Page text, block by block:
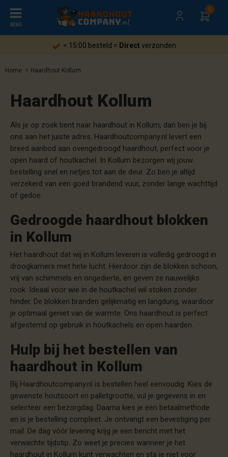
MENU
0
verzonden
Home Haardhout Kollum
Haardhout Kollum
Als je op zoek bent naar haardhout in Kollum, dan ben je bij
ons aan het juiste adres. Haardhoutcompany.nl levert een
breed aanbod aan ovengedroogd haardhout, perfect voor je
open haard of houtkachel. In Kollum bezorgen wij jouw
bestelling snel en netjes tot aan de deur. Zo ben je altijd
verzekerd van een goed brandend vuur, zonder lange wachttijd
of gedoe.
Gedroogde haardhout blokken
in Kollum
Het haardhout dat wij in Kollum leveren is volledig gedroogd in
droogkamers met hete lucht. Hierdoor zijn de blokken schoon,
vrij van schimmels en ongedierte, en geven ze nauwelijks
rook. Ideaal voor wie in de houtkachel wil stoken zonder
hinder. De blokken branden gelijkmatig en langdurig, waardoor
je optimaal geniet van de warmte. Ons haardhout is perfect
afgestemd op gebruik in houtkachels en open haarden.
Hulp bij het bestellen van
haardhout in Kollum
Bij Haardhoutcompany.nl is bestellen heel eenvoudig. Kies de
gewenste houtsoort en palletgrootte, vul je gegevens in en
selecteer een bezorgdag. Daarna kies je een betaalmethode
en is je bestelling compleet. Je ontvangt een bevestiging per
mail. De dag vóór levering krijg je een bericht met het
verwachte tijdstip. Zo weet je precies wanneer je het
haardhout in Kollum kunt verwachten en sta je niet voor